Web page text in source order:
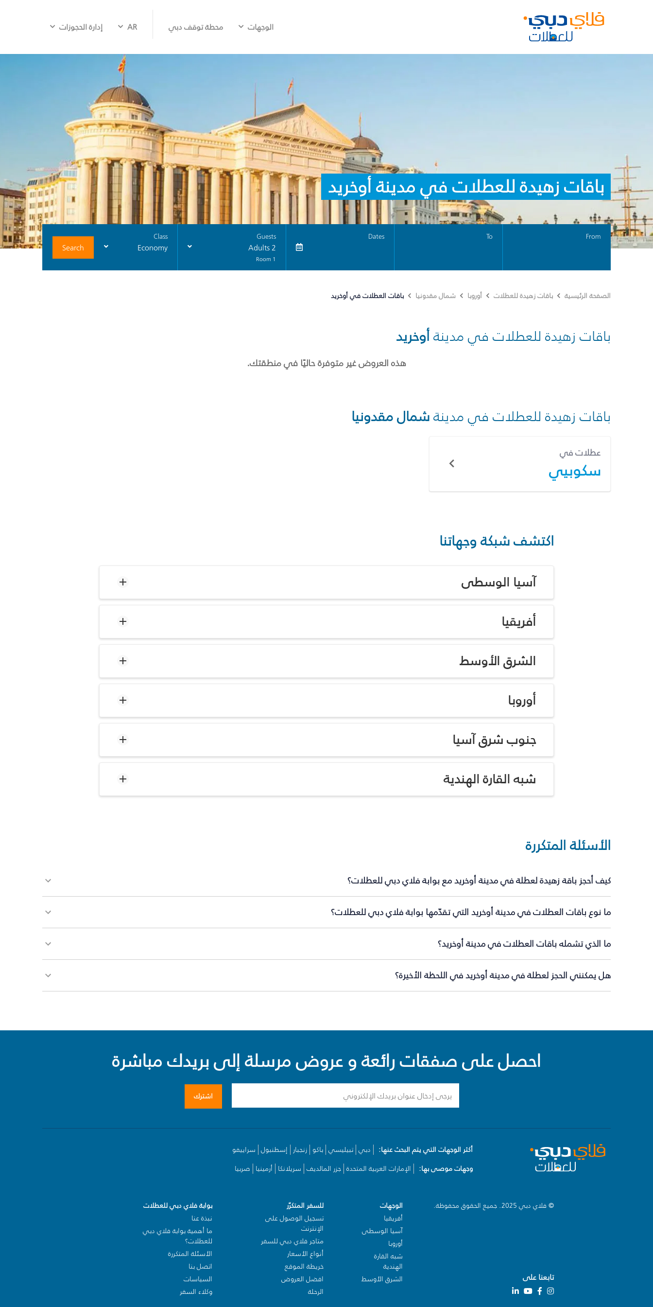
الوجهات محطة توقف دبي AR إدارة الحجوزات
باقات زهيدة للعطلات في مدينة أوخريد
From
To
Dates
Guests
2 Adults
1 Room
Class
Economy
Search
الصفحة الرئيسية باقات زهيدة للعطلات أوروبا شمال مقدونيا باقات العطلات في أوخريد
باقات زهيدة للعطلات في مدينةأوخريد
هذه العروض غير متوفرة حاليًا في منطقتك.
باقات زهيدة للعطلات في مدينةشمال مقدونيا
عطلات في
سكوبيي
اكتشف شبكة وجهاتنا
آسيا الوسطى
أفريقيا
الشرق الأوسط
أوروبا
جنوب شرق آسيا
شبه القارة الهندية
الأسئلة المتكررة
كيف أحجز باقة زهيدة لعطلة في مدينة أوخريد مع بوابة فلاي دبي للعطلات؟
ما نوع باقات العطلات في مدينة أوخريد التي تقدّمها بوابة فلاي دبي للعطلات؟
ما الذي تشمله باقات العطلات في مدينة أوخريد؟
هل يمكنني الحجز لعطلة في مدينة أوخريد في اللحظة الأخيرة؟
احصل على صفقات رائعة و عروض مرسلة إلى بريدك مباشرة
اشترك
أكثر الوجهات التي يتم البحث عنها: دبي تبيليسي باكو زنجبار إسطنبول سراييفو
وجهات موصى بها:
الإمارات العربية المتحدة جزر المالديف سريلانكا أرمينيا صربيا
© فلاي دبي 2025. جميع الحقوق محفوظة.
تابعنا على
الوجهات
أفريقيا
آسيا الوسطى
أوروبا
شبه القارة
الهندية
الشرق الأوسط
للسفر المتكرّر
تسجيل الوصول على
الإنترنت
متاجر فلاي دبي للسفر
أنواع الأسعار
خريطة الموقع
افضل العروض
الرحلة
بوابة فلاي دبي للعطلات
نبذة عنا
ما أهمية بوابة فلاي دبي
للعطلات؟
الأسئلة المتكررة
اتصل بنا
السياسات
وكلاء السفر